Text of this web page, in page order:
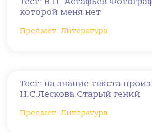
которой меня нет
Предмет: Литература
Тест: на знание текста
Н.С.Лескова Старый гений
Предмет: Литература